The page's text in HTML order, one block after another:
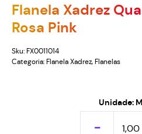
Flanela Xadrez
Rosa Pink
Sku: FX0011014
Categoria: Flanela Xadrez, Flanelas
Unidade: